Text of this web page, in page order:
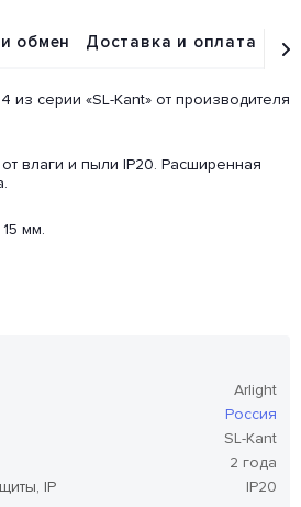
обмен Доставка и оплата
из серии «SL-Kant» от производителя
влаги и пыли IP20. Расширенная
мм.
Arlight
Россия
SL-Kant
2 года
IP
IP20